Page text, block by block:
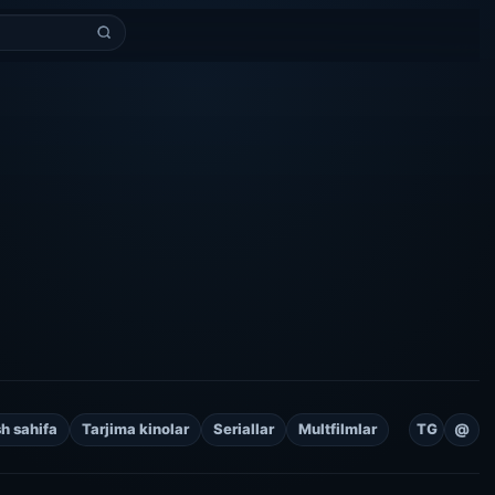
sahifa Tarjima kinolar Seriallar Multfilmlar TG @